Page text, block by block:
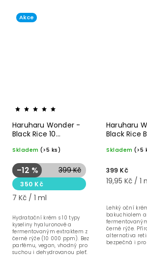
Akce
Haruharu Wonder -
Black Rice 10
ml
Skladem (>5 ks)
399 Kč
–12 %
350 Kč
7 Kč / 1 ml
Hydratační krém s 10 typy
kyseliny hyaluronové a
fermentovaným extraktem z
černé rýže (10 000 ppm). Bez
parfému, vegan, vhodný pro
suchou i dehydrovanou pleť.
Haruharu
Black Rice
Skladem (>5
399 Kč
19,95 Kč / 1
Lehký oční
bakuchiolem a
černé rýže.
alternativa
bezpečná i